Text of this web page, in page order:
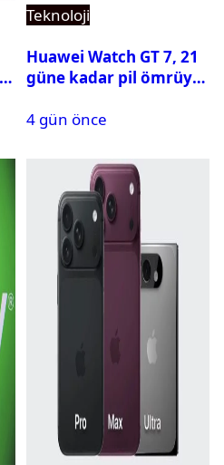
Teknoloji
Huawei Watch GT 7, 21
güne kadar pil ömrüyle
4 gün önce